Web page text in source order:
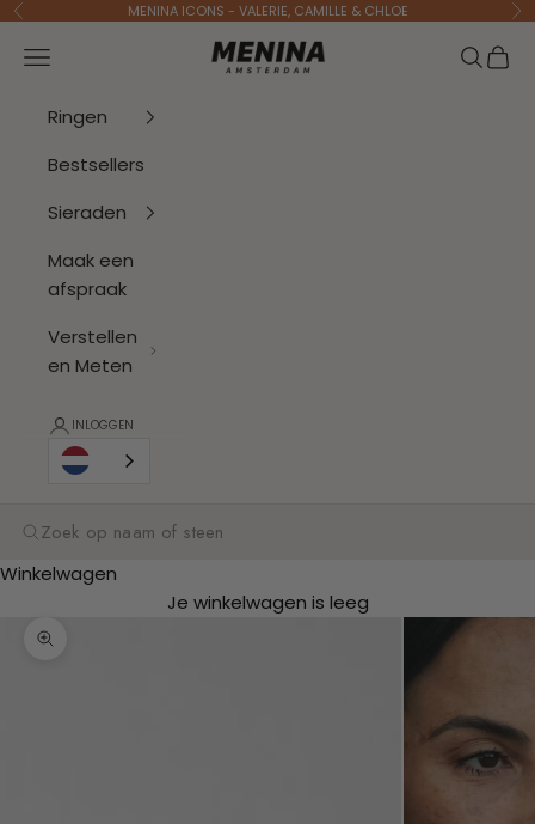
Naar inhoud
Vorige MENINA ICONS - VALERIE, CAMILLE & CHLOE
Menina Amsterdam
Navigatiemenu openen Zoeken
Ringen
Bestsellers
Sieraden
Maak een
afspraak
Verstellen
en Meten
INLOGGEN
Zoeken
Winkelwagen
Je winkelwagen is leeg
In-/uitzoomen